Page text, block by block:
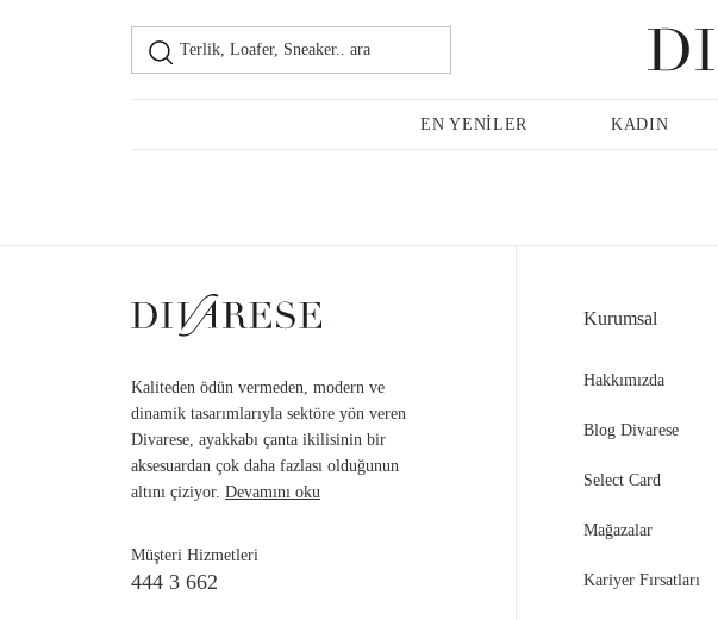
Terlik, Loafer, Sneaker.. ara
EN YENILER KADIN
Babet
Sneaker Terlik
Kaliteden ödün vermeden, modern ve
dinamik tasarımlarıyla sektöre yön veren
Divarese, ayakkabı çanta ikilisinin bir
aksesuardan çok daha fazlası olduğunun
altını çiziyor. Devamını oku
Müşteri Hizmetleri
444 3 662
Kurumsal
Hakkımızda
Blog Divarese
Select Card
Mağazalar
Kariyer Fırsatları